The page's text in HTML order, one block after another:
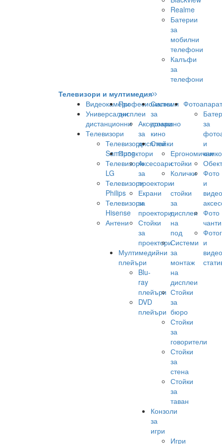
Realme
Батерии
за
мобилни
телефони
Калъфи
за
телефони
Телевизори и мултимедия
Видеокамери
Универсални
дистанционни
Телевизори
Телевизори
Samsung
Телевизори
LG
Телевизори
Philips
Телевизори
Hisense
Антени
Професионални
дисплеи
Аксесоари
за
дисплеи
Проектори
Аксесоари
за
проектори
Екрани
за
проектори
Стойки
за
проектори
Мултимедийни
плейъри
Blu-
ray
плейъри
DVD
плейъри
Системи
за
домашно
кино
Стойки
Ергономични
стойки
Колички
и
стойки
за
дисплеи
на
под
Системи
за
монтаж
на
дисплеи
Стойки
за
бюро
Стойки
за
говорители
Стойки
за
стена
Стойки
за
таван
Конзоли
за
игри
Игри
за
и
Фото
и
видео
Фото
чанти
и
видео